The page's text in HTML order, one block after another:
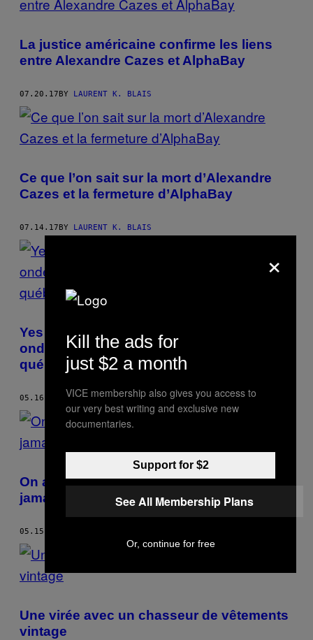
La justice américaine confirme les liens
entre Alexandre Cazes et AlphaBay
07.20.17BY LAURENT K. BLAIS
Ce que l’on sait sur la mort d’Alexandre
Cazes et la fermeture d’AlphaBay
07.14.17BY LAURENT K. BLAIS
Yes McCan nous explique pourquoi une
onde de choc devra secouer le rap
québécois
05.16.17 BYLAURENT K. BLAIS
On a parlé à des gens qui semblent ne
jamais rien faire dans la vie
05.15.17
Une virée avec un chasseur de vêtements
vintage
×
Kill the ads for
just $2 a month
VICE membership also gives you access to
our very best writing and exclusive new
documentaries.
Support for $2
See All Membership Plans
Or, continue for free